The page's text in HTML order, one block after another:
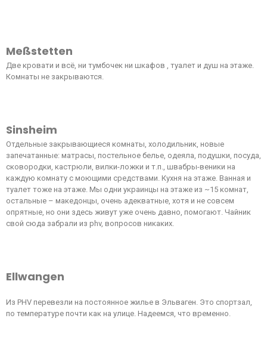
Meßstetten
Две кровати и всё, ни тумбочек ни шкафов , туалет и душ на этаже.
Комнаты не закрываются.
Sinsheim
Отдельные закрывающиеся комнаты, холодильник, новые
запечатанные: матрасы, постельное белье, одеяла, подушки, посуда,
сковородки, кастрюли, вилки-ложки и т.п., швабры-веники на
каждую комнату с моющими средствами. Кухня на этаже. Ванная и
туалет тоже на этаже. Мы одни украинцы на этаже из ~15 комнат,
остальные – македонцы, очень адекватные, хотя и не совсем
опрятные, но они здесь живут уже очень давно, помогают. Чайник
свой сюда забрали из phv, вопросов никаких.
Ellwangen
Из PHV перевезли на постоянное жилье в Эльваген. Это спортзал,
по температуре почти как на улице. Надеемся, что временно.